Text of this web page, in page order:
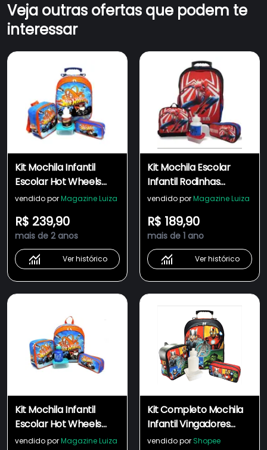
Veja outras ofertas que podem te
interessar
Kit Mochila Infantil
Escolar Hot Wheels
Rodinhas Tam M F5
vendido porMagazine Luiza
R$ 239,90
mais de 2 anos
Ver histórico
Kit Mochila Escolar
Infantil Rodinhas
Homem Aranha Tam G
vendido porMagazine Luiza
R$ 189,90
mais de 1 ano
Ver histórico
Kit Mochila Infantil
Escolar Hot Wheels
Costas Tam Media F5
vendido porMagazine Luiza
Kit Completo Mochila
Infantil Vingadores
Herois Rodinhas E Alças
vendido por Shopee